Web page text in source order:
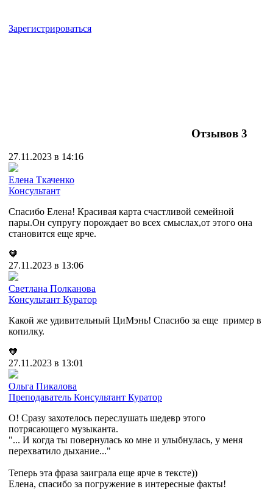
Зарегистрироваться
Отзывов 3
27.11.2023 в 14:16
Елена Ткаченко
Консультант
Спасибо Елена! Красивая карта счастливой семейной
пары.Он супругу порождает во всех смыслах,от этого она
становится еще ярче.
🧡
27.11.2023 в 13:06
Cветлана Полканова
Консультант Куратор
Какой же удивительный ЦиМэнь! Спасибо за еще пример в
копилку.
🧡
27.11.2023 в 13:01
Ольга Пикалова
Преподаватель Консультант Куратор
О! Сразу захотелось переслушать шедевр этого
потрясающего музыканта.
"... И когда ты повернулась ко мне и улыбнулась, у меня
перехватило дыхание..."
Теперь эта фраза заиграла еще ярче в тексте))
Елена, спасибо за погружение в интересные факты!